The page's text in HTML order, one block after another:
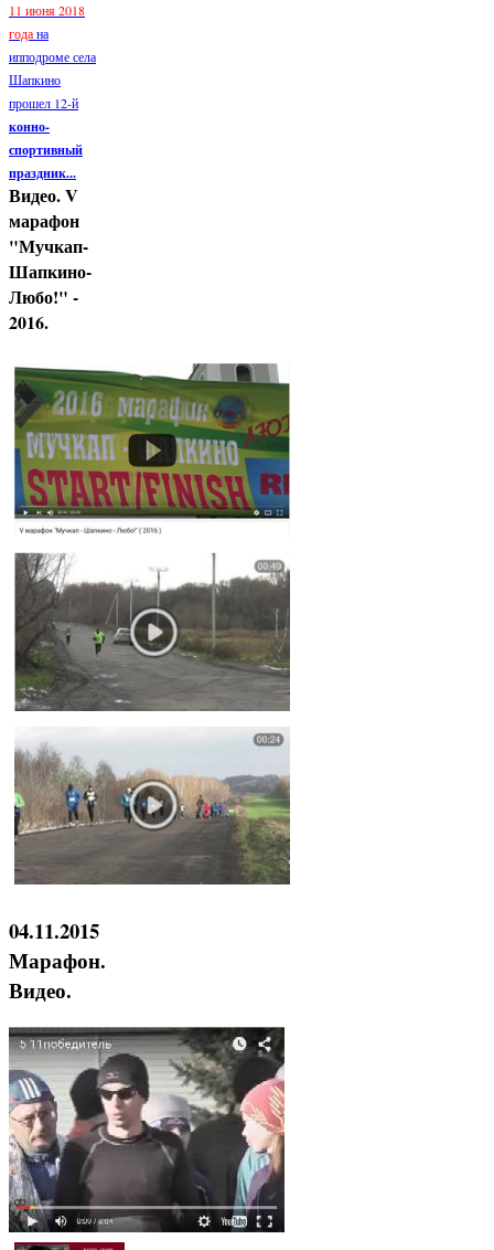
11 июня 2018
годана
ипподроме села
Шапкино
прошел 12-й
конно-
спортивный
праздник...
Видео. V
марафон
"Мучкап-
Шапкино-
Любо!" -
2016.
04.11.2015
Марафон.
Видео.